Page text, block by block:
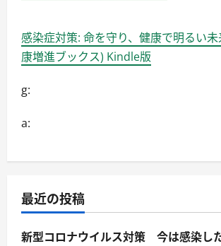
感染症対策: 命を守り、健康で明るい
康増進ブックス) Kindle版
g:
a:
最近の投稿
新型コロナウイルス対策 今は感染し